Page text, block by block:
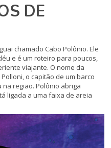
DE
chamado Cabo Polônio. Ele
e é um roteiro para poucos,
viajante. O nome da
o capitão de um barco
região. Polônio abriga
ligada a uma faixa de areia